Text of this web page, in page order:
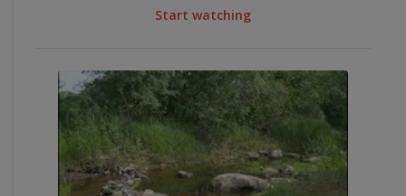
Start watching